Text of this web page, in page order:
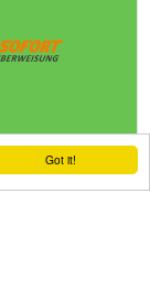
Got it!